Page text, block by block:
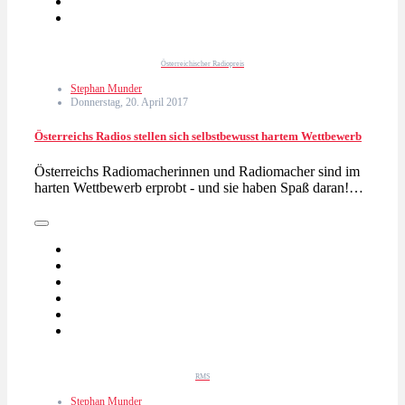
Österreichischer Radiopreis
Stephan Munder
Donnerstag, 20. April 2017
Österreichs Radios stellen sich selbstbewusst hartem Wettbewerb
Österreichs Radiomacherinnen und Radiomacher sind im
harten Wettbewerb erprobt - und sie haben Spaß daran!…
RMS
Stephan Munder